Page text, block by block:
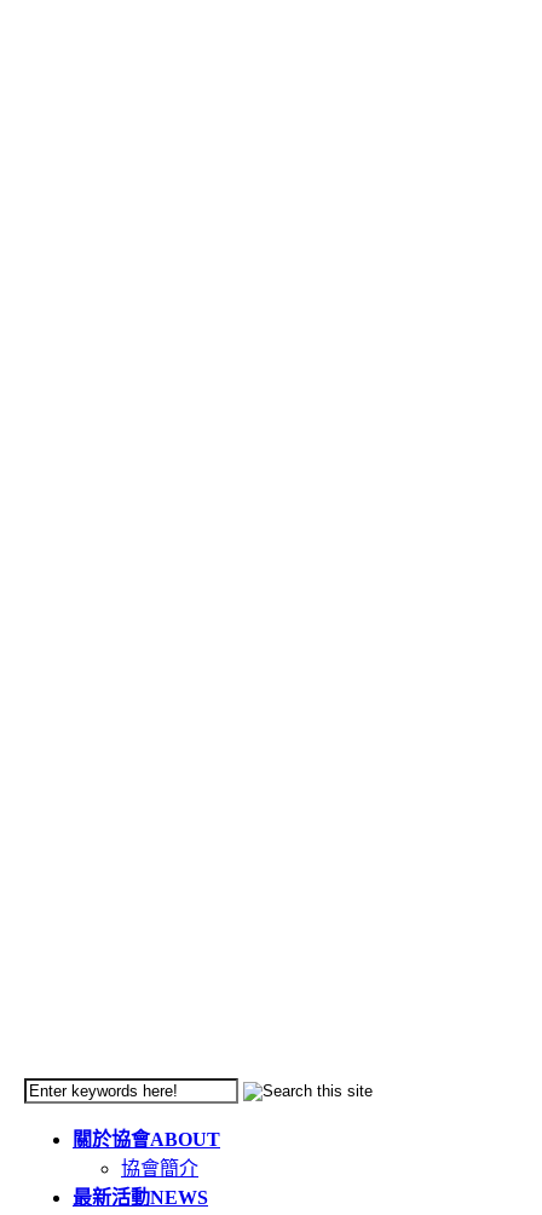
關於協會ABOUT
協會簡介
最新活動NEWS